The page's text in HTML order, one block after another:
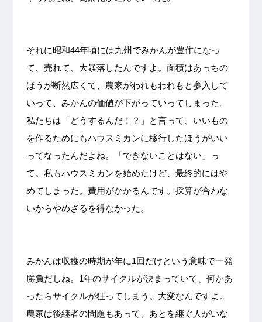
それに昭和44年頃には九州でみかんが豊作になっ
て、売れて、大暴落したんですよ。面積はあっちの
ほうが断然広くて、農家がわれもわれもと参入して
いって、みかんの価値が下がっていってしまった。
私たちは「どうするんだ！？」と言って、いいもの
を作るためにもハウスミカンに移行したほうがいい
ってなったんだよね。「できないことはない」っ
て。私もハウスミカンを始めたけど、最終的にはや
めてしまった。費用がかかるんです。採算が合わな
いからやめざるを得なかった。
みかんは収穫の時期が年に1回だけという意味で一発
勝負だしね。1年のサイクルが決まっていて、何かあ
ったらサイクルが狂ってしまう。大変なんですよ。
農家は後継者の問題もあって、あとを継ぐ人がいな